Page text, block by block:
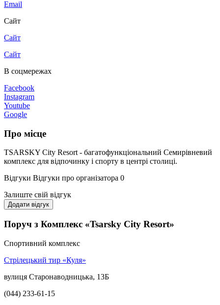
Email
Сайт
Сайт
Сайт
В соцмережах
Facebook
Instagram
Youtube
Google
Про місце
TSARSKY City Resort - багатофункціональний Семирівневий
комплекс для відпочинку і спорту в центрі столиці.
Відгуки Відгуки про організатора 0
Залиште свій відгук
Додати відгук
Поруч з Комплекс «Tsarsky City Resort»
Спортивний комплекс
Стрілецький тир «Куля»
вулиця Старонаводницька, 13Б
(044) 233-61-15